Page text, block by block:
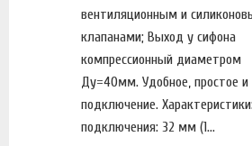
вентиляционным и
клапанами; Выход у сифона
компрессионный диаметром
Ду=40мм. Удобное, простое
подключение.
подключения: 32 мм (1...